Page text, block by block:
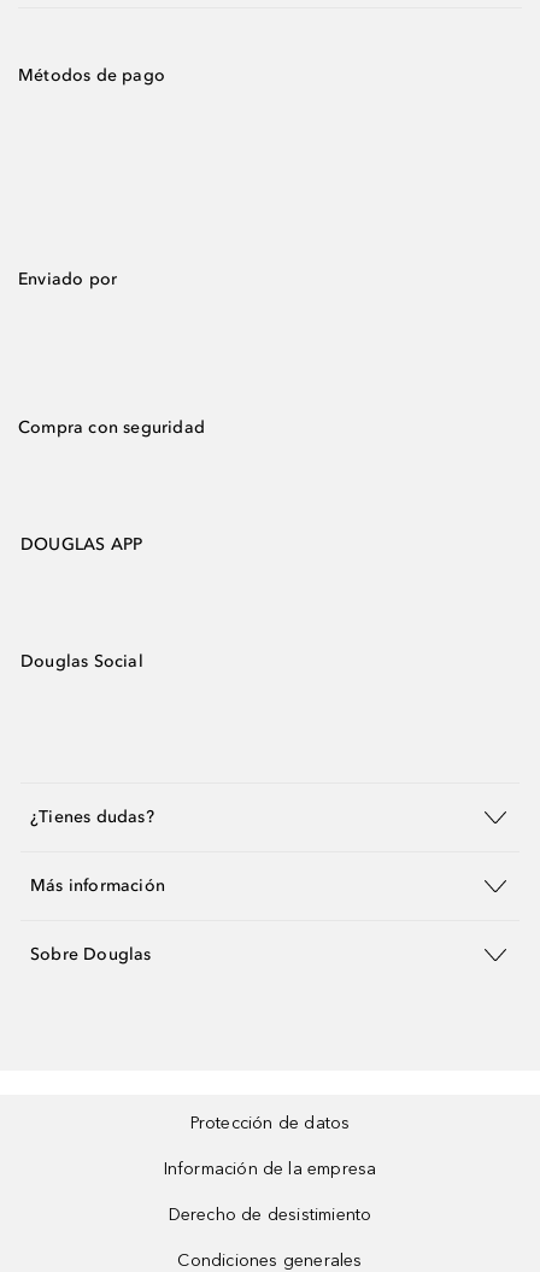
Métodos de pago
Enviado por
Compra con seguridad
DOUGLAS APP
Douglas Social
¿Tienes dudas?
Más información
Sobre Douglas
Protección de datos
Información de la empresa
Derecho de desistimiento
Condiciones generales